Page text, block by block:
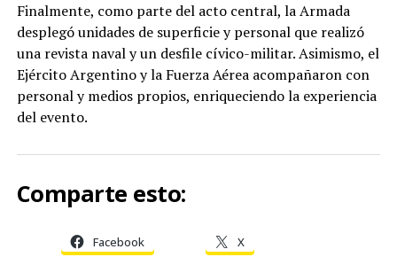
Finalmente, como parte del acto central, la Armada
desplegó unidades de superficie y personal que realizó
una revista naval y un desfile cívico-militar. Asimismo, el
Ejército Argentino y la Fuerza Aérea acompañaron con
personal y medios propios, enriqueciendo la experiencia
del evento.
Comparte esto:
Facebook X